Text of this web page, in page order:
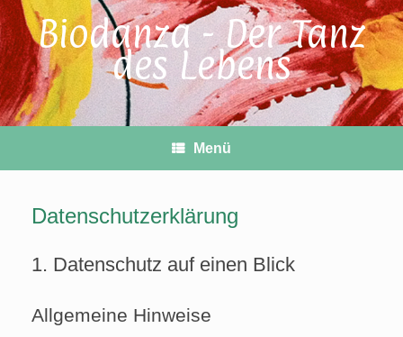
Zum
Inhalt
springenBiodanza - Der Tanz
des Lebens
Menü
Datenschutzerklärung
1. Datenschutz auf einen Blick
Allgemeine Hinweise